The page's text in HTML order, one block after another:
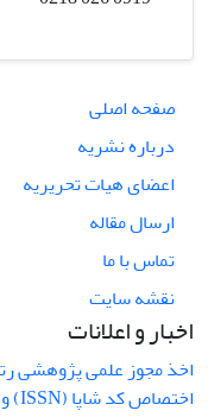
صفحه اصلی
درباره نشریه
اعضای هیات تحریریه
ارسال مقاله
تماس با ما
نقشه سایت
اخبار و اعلانات
اخذ مجوز علمی پژوهشی
اختصاص کد شاپا (ISSN) و تایید از سوی سازمان اسناد و ...